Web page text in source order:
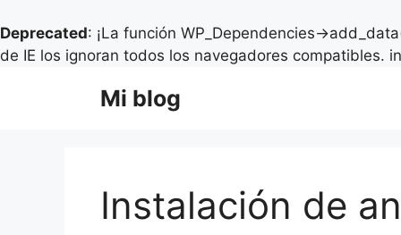
Deprecated: ¡La función WP_Dependencies-
de IE los ignoran todos los navegadores compatibles. in
Mi blog
Instalación de